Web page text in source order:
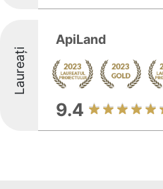
Laureați
ApiLand
9.4